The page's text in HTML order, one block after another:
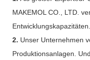
MAKEMOL CO., LTD.
Entwicklungskapazitäten.
2. Unser Unternehmen
Produktionsanlagen.